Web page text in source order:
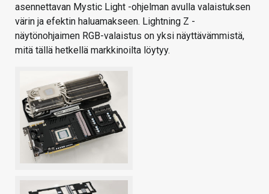
asennettavan Mystic Light -ohjelman avulla valaistuksen
värin ja efektin haluamakseen. Lightning Z -
näytönohjaimen RGB-valaistus on yksi näyttävämmistä,
mitä tällä hetkellä markkinoilta löytyy.